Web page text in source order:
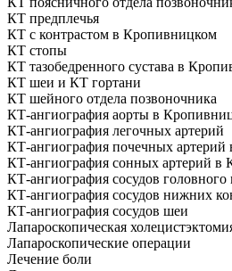
КТ предплечья
КТ с контрастом в Кропивницком
КТ стопы
КТ тазобедренного сустава в
КТ шеи и КТ гортани
КТ шейного отдела позвоночника
КТ-ангиография аорты в
КТ-ангиография легочных артерий
КТ-ангиография почечных
КТ-ангиография сонных артерий в
КТ-ангиография сосудов головного
КТ-ангиография сосудов нижних
КТ-ангиография сосудов шеи
Лапароскопическая
Лапароскопические операции
Лечение боли